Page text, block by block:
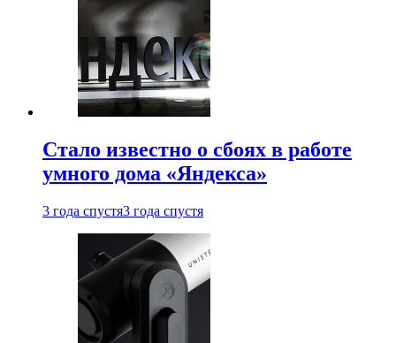
Стало известно о сбоях в работе
умного дома «Яндекса»
3 года спустя3 года спустя